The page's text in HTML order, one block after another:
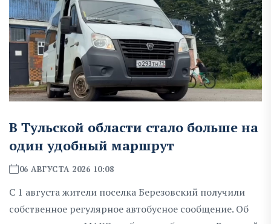
В Тульской области стало больше на
один удобный маршрут
06 АВГУСТА 2026 10:08
С 1 августа жители поселка Березовский получили
собственное регулярное автобусное сообщение. Об